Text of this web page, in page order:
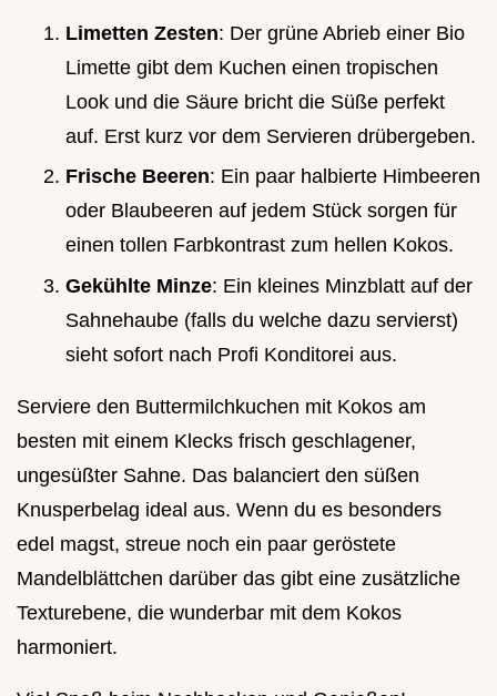
Limetten Zesten: Der grüne Abrieb einer Bio
Limette gibt dem Kuchen einen tropischen
Look und die Säure bricht die Süße perfekt
auf. Erst kurz vor dem Servieren drübergeben.
Frische Beeren: Ein paar halbierte Himbeeren
oder Blaubeeren auf jedem Stück sorgen für
einen tollen Farbkontrast zum hellen Kokos.
Gekühlte Minze: Ein kleines Minzblatt auf der
Sahnehaube (falls du welche dazu servierst)
sieht sofort nach Profi Konditorei aus.
Serviere den Buttermilchkuchen mit Kokos am
besten mit einem Klecks frisch geschlagener,
ungesüßter Sahne. Das balanciert den süßen
Knusperbelag ideal aus. Wenn du es besonders
edel magst, streue noch ein paar geröstete
Mandelblättchen darüber das gibt eine zusätzliche
Texturebene, die wunderbar mit dem Kokos
harmoniert.